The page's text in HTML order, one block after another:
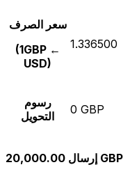
سعر الصرف
(1GBP ←
USD)
1.336500
رسوم
التحويل
0 GBP
إرسال 20,000.00 GBP